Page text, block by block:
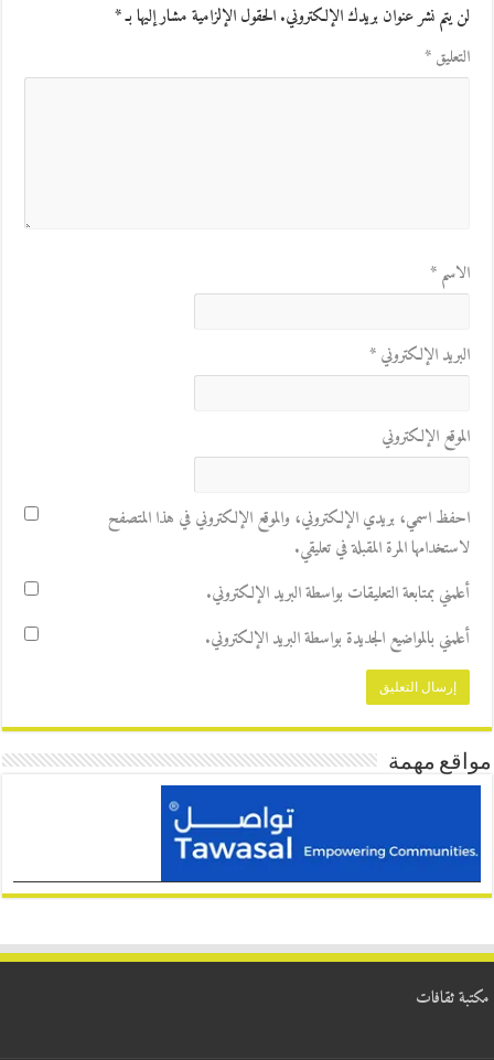
لن يتم نشر عنوان بريدك الإلكتروني.الحقول الإلزامية مشار إليها بـ*
التعليق*
الاسم*
البريد الإلكتروني*
الموقع الإلكتروني
احفظ اسمي، بريدي الإلكتروني، والموقع الإلكتروني في هذا المتصفح
لاستخدامها المرة المقبلة في تعليقي.
أعلمني بمتابعة التعليقات بواسطة البريد الإلكتروني.
أعلمني بالمواضيع الجديدة بواسطة البريد الإلكتروني.
مواقع مهمة
مكتبة ثقافات